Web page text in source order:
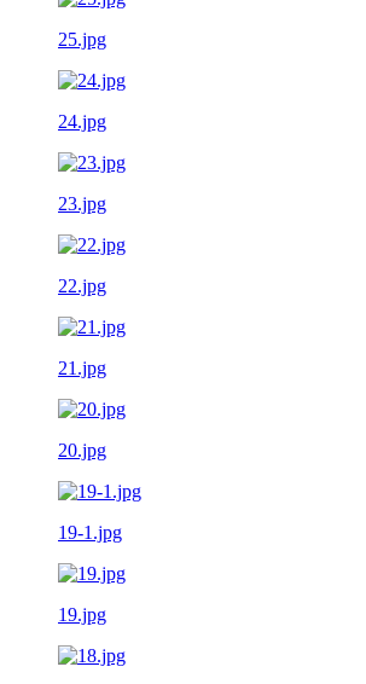
25.jpg
24.jpg
23.jpg
22.jpg
21.jpg
20.jpg
19-1.jpg
19.jpg